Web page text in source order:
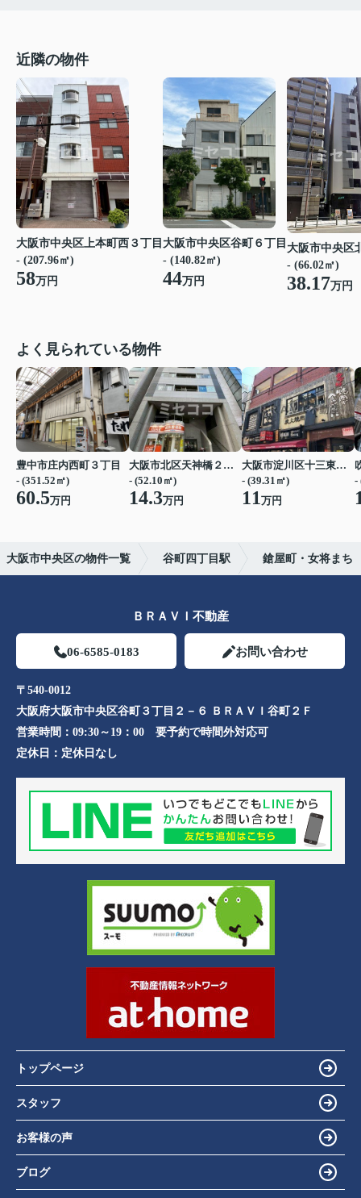
近隣の物件
大阪市中央区上本町西３丁目
- (207.96㎡)
58万円
大阪市中央区谷町６丁目
- (140.82㎡)
44万円
大阪市中央区
- (66.02㎡)
38.17万円
よく見られている物件
豊中市庄内西町３丁目
- (351.52㎡)
60.5万円
大阪市北区天神橋２丁目
- (52.10㎡)
14.3万円
大阪市淀川区十三東２丁目
- (39.31㎡)
11万円
-
大阪市中央区の物件一覧 谷町四丁目駅 鎗屋町・女将まち
ＢＲＡＶＩ不動産
06-6585-0183 お問い合わせ
〒540-0012
大阪府大阪市中央区谷町３丁目２－６ ＢＲＡＶＩ谷町２Ｆ
営業時間： 09:30～19：00 要予約で時間外対応可
定休日： 定休日なし
トップページ
スタッフ
お客様の声
ブログ